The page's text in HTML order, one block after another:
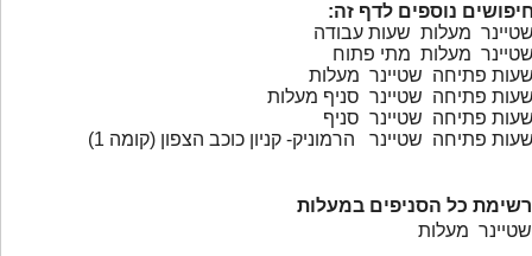
נוספים לדף זה:
מעלות שעות עבודה
מעלות מתי פתוח
פתיחה שטיינר מעלות
פתיחה שטיינר סניף מעלות
פתיחה שטיינר סניף
פתיחה שטיינר הרמוניק- קניון כוכב הצפון (קומה 1)
רשימת כל הסניפים במעלות
שטיינר מעלות